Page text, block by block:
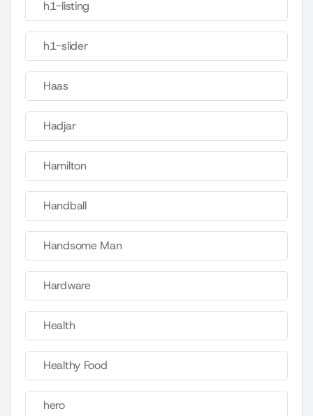
h1-listing
h1-slider
Haas
Hadjar
Hamilton
Handball
Handsome Man
Hardware
Health
Healthy Food
hero